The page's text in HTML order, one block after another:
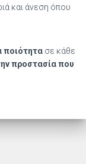
και άνεση όπου
ποιότητα σε κάθε
προστασία που